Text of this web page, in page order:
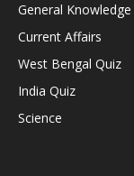
General Knowledge
Current Affairs
West Bengal Quiz
India Quiz
Science